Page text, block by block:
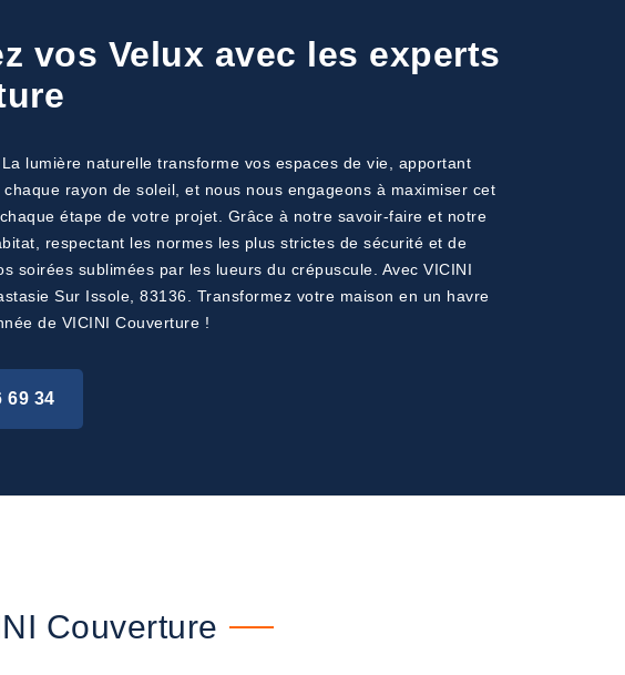
vos Velux avec les experts
lumière naturelle transforme vos espaces de vie, apportant
rayon de soleil, et nous nous engageons à maximiser cet
étape de votre projet. Grâce à notre savoir-faire et notre
respectant les normes les plus strictes de sécurité et de
soirées sublimées par les lueurs du crépuscule. Avec VICINI
Sur Issole, 83136. Transformez votre maison en un havre
de VICINI Couverture !
69 34
Couverture